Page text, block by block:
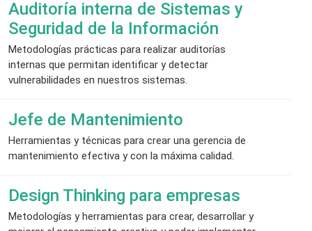
Auditoría interna de Sistemas y
Seguridad de la Información
Metodologías prácticas para realizar auditorías
internas que permitan identificar y detectar
vulnerabilidades en nuestros sistemas.
Jefe de Mantenimiento
Herramientas y técnicas para crear una gerencia de
mantenimiento efectiva y con la máxima calidad.
Design Thinking para empresas
Metodologías y herramientas para crear, desarrollar y